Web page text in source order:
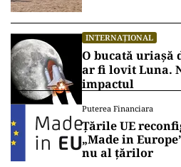
INTERNAȚIONAL
O bucată uriașă
ar fi lovit Luna.
impactul
Puterea Financiara
Țările UE
„Made in
nu al țărilor